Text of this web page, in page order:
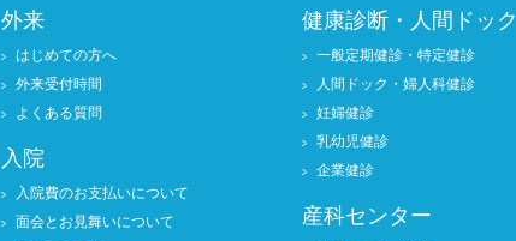
外来
はじめての方へ
外来受付時間
よくある質問
入院
入院費のお支払いについて
面会とお見舞いについて
健康診断・人間ドック
一般定期健診・特定健診
人間ドック・婦人科健診
妊婦健診
乳幼児健診
企業健診
産科センター